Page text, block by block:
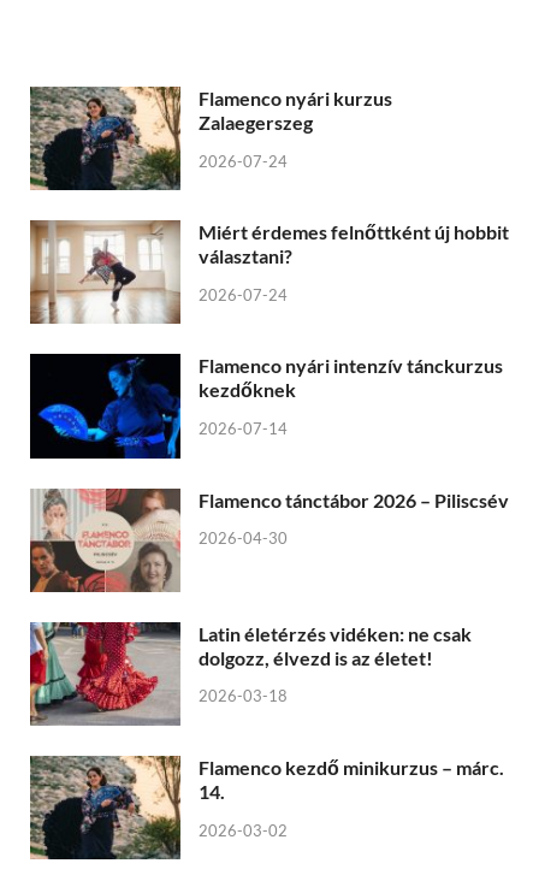
Flamenco nyári kurzus
Zalaegerszeg
2026-07-24
Miért érdemes felnőttként új hobbit
választani?
2026-07-24
Flamenco nyári intenzív tánckurzus
kezdőknek
2026-07-14
Flamenco tánctábor 2026 – Piliscsév
2026-04-30
Latin életérzés vidéken: ne csak
dolgozz, élvezd is az életet!
2026-03-18
Flamenco kezdő minikurzus – márc.
14.
2026-03-02